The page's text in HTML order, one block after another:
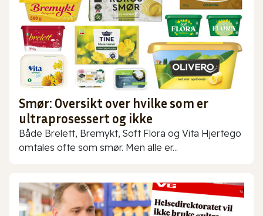
Smør: Oversikt over hvilke som er
ultraprosessert og ikke
Både Brelett, Bremykt, Soft Flora og Vita Hjertego
omtales ofte som smør. Men alle er...